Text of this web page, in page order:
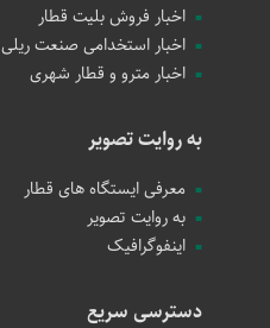
اخبار فروش بلیت قطار
اخبار استخدامی صنعت ریلی
اخبار مترو و قطار شهری
به روایت تصویر
معرفی ایستگاه های قطار
به روایت تصویر
اینفوگرافیک
دسترسی سریع